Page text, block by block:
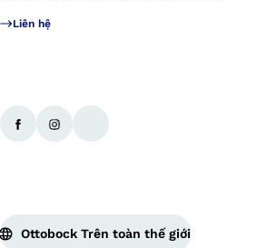
Liên hệ
Ottobock Trên toàn thế giới